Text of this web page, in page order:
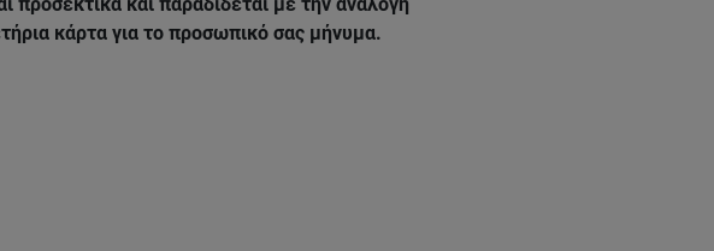
κάρτα για το προσωπικό σας μήνυμα.